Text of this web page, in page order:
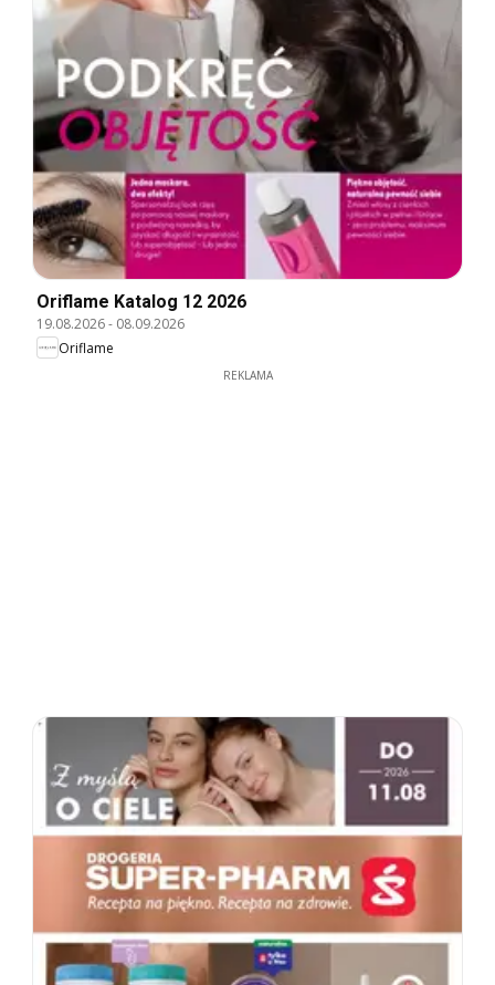
Oriflame Katalog 12 2026
19.08.2026- 08.09.2026
Oriflame
REKLAMA